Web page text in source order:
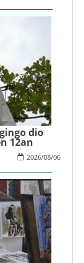
dio
12an
2026/08/06